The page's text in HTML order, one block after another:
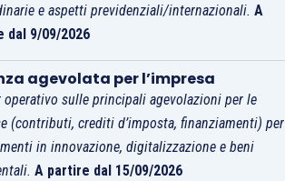
e aspetti previdenziali/internazionali.A
dal 9/09/2026
agevolata per l’impresa
operativo sulle principali agevolazioni per le
(contributi, crediti d’imposta, finanziamenti) per
in innovazione, digitalizzazione e beni
A partire dal 15/09/2026